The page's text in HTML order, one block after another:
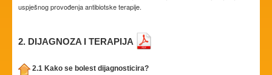
uspješnog provođenja antibiotske terapije.
2. DIJAGNOZA I TERAPIJA
2.1 Kako se bolest dijagnosticira?